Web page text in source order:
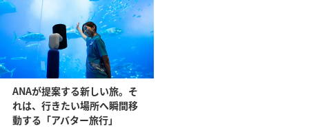
ANAが提案する新しい旅。そ
れは、行きたい場所へ瞬間移
動する「アバター旅行」